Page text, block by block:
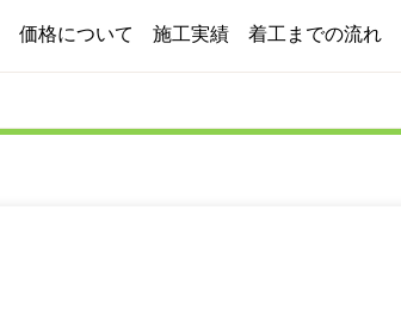
価格について 施工実績 着工までの流れ